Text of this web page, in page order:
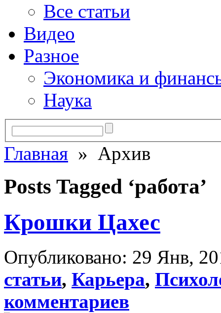
Все статьи
Видео
Разное
Экономика и
Наука
Главная » Архив
Posts Tagged ‘работа’
Крошки Цахес
Опубликовано: 29 Янв,
статьи, Карьера,
комментариев